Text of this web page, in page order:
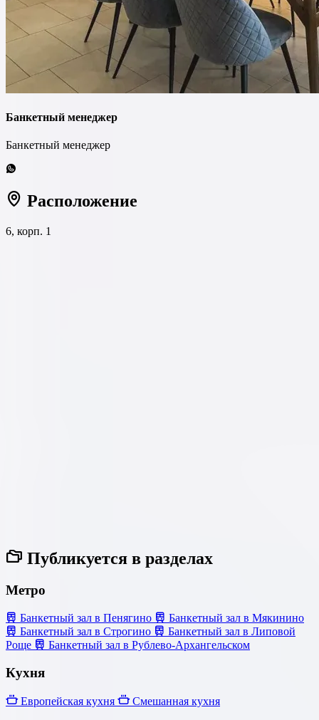
Банкетный менеджер
Банкетный менеджер
Расположение
6, корп. 1
Публикуется в разделах
Метро
Банкетный зал в Пенягино
Банкетный зал в Мякинино
Банкетный зал в Строгино
Банкетный зал в Липовой
Роще
Банкетный зал в Рублево-Архангельском
Кухня
Европейская кухня Смешанная кухня